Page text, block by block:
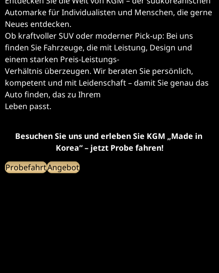
Automarke für Individualisten und Menschen, die gerne
Neues entdecken.
Ob kraftvoller SUV oder moderner Pick-up: Bei uns
finden Sie Fahrzeuge, die mit Leistung, Design und
einem starken Preis-Leistungs-
Verhältnis überzeugen. Wir beraten Sie persönlich,
kompetent und mit Leidenschaft – damit Sie genau das
Auto finden, das zu Ihrem
Leben passt.
Besuchen Sie uns und erleben Sie KGM „Made in
Korea“ – jetzt Probe fahren!
ProbefahrtAngebot